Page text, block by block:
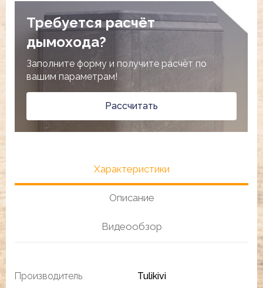
Требуется расчёт
дымохода?
Заполните форму и получите расчёт по
вашим параметрам!
Рассчитать
Характеристики
Описание
Видеообзор
Производитель Tulikivi